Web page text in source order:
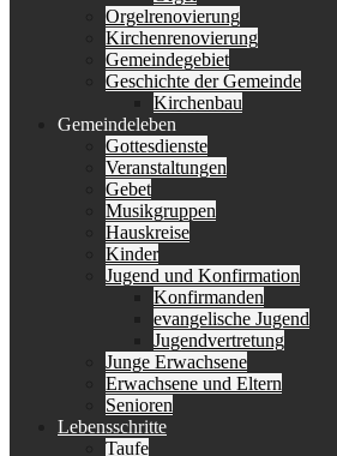
Orgelrenovierung
Kirchenrenovierung
Gemeindegebiet
Geschichte der Gemeinde
Kirchenbau
Gemeindeleben
Gottesdienste
Veranstaltungen
Gebet
Musikgruppen
Hauskreise
Kinder
Jugend und Konfirmation
Konfirmanden
evangelische Jugend
Jugendvertretung
Junge Erwachsene
Erwachsene und Eltern
Senioren
Lebensschritte
Taufe